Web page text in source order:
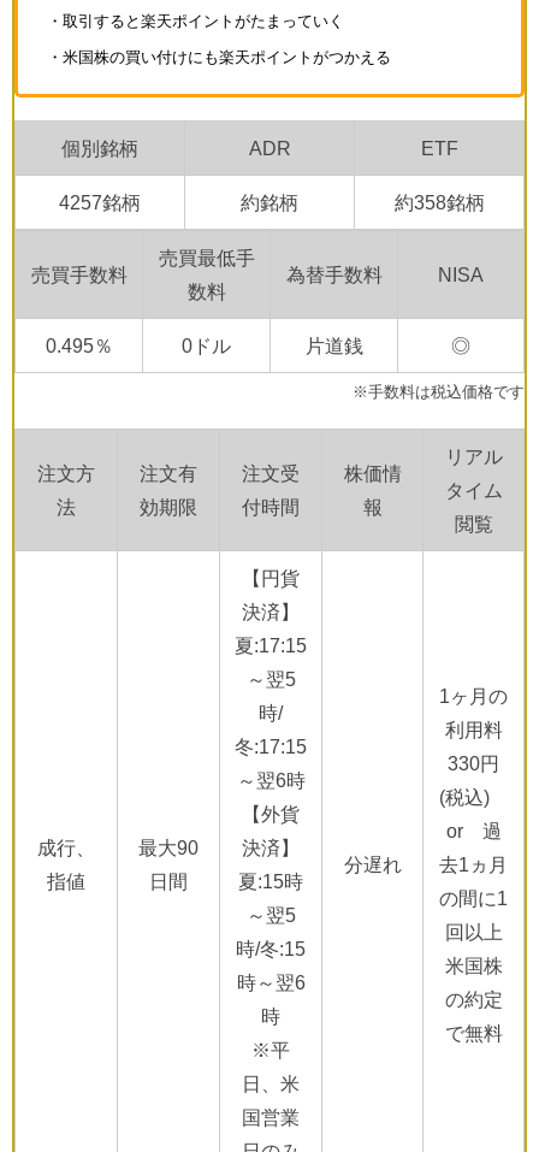
・取引すると楽天ポイントがたまっていく
・米国株の買い付けにも楽天ポイントがつかえる
個別銘柄 ADR ETF
4257銘柄 約銘柄 約358銘柄
売買手数料
売買最低手
数料
為替手数料 NISA
0.495％ 0ドル 片道銭 ◎
※手数料は税込価格です
注文方
法
注文有
効期限
注文受
付時間
株価情
報
リアル
タイム
閲覧
成行、
指値
最大90
日間
【円貨
決済】
夏:17:15
～翌5
時/
冬:17:15
～翌6時
【外貨
決済】
夏:15時
～翌5
時/冬:15
時～翌6
時
※平
日、米
国営業
分遅れ
1ヶ月の
利用料
330円
(税込)
or 過
去1ヵ月
の間に1
回以上
米国株
の約定
で無料